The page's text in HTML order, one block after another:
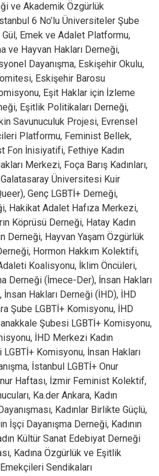
ve Akademik Özgürlük
6 No’lu Üniversiteler Şube
Emek ve Adalet Platformu,
ve Hayvan Hakları Derneği,
Dayanışma, Eskişehir Okulu,
Eskişehir Barosu
Eşit Haklar için İzleme
Eşitlik Politikaları Derneği,
Savunuculuk Projesi, Evrensel
Platformu, Feminist Bellek,
Fon İnisiyatifi, Fethiye Kadın
Merkezi, Foça Barış Kadınları,
Üniversitesi Kuir
Genç LGBTİ+ Derneği,
Hakikat Adalet Hafıza Merkezi,
Köprüsü Derneği, Hatay Kadın
Derneği, Hayvan Yaşam Özgürlük
Hormon Hakkım Kolektifi,
Koalisyonu, İklim Öncüleri,
Derneği (İmece-Der), İnsan Hakları
Hakları Derneği (İHD), İHD
Şube LGBTİ+ Komisyonu, İHD
Şubesi LGBTİ+ Komisyonu,
İHD Merkezi Kadın
Komisyonu, İnsan Hakları
İstanbul LGBTİ+ Onur
Haftası, İzmir Feminist Kolektif,
Ka.der Ankara, Kadın
Kadınlar Birlikte Güçlü,
İşçi Dayanışma Derneği, Kadının
Kültür Sanat Edebiyat Derneği
Kadına Özgürlük ve Eşitlik
Sendikaları